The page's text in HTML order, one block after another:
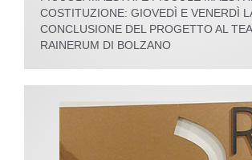
COSTITUZIONE: GIOVEDÌ E VENERDÌ
CONCLUSIONE DEL PROGETTO AL
RAINERUM DI BOLZANO